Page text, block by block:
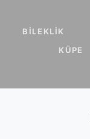
BILEKLIK
KÜPE